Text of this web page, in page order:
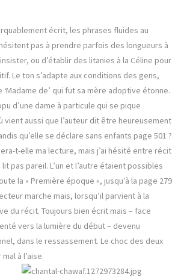
écrit, les phrases fluides au
pas à prendre parfois des longueurs à
ou d’établir des litanies à la Céline pour
Le ton s’adapte aux conditions des gens,
‘Madame de’ qui fut sa mère adoptive étonne.
d’une dame à particule qui se pique
vient aussi que l’auteur dit être heureusement
qu’elle se déclare sans enfants page 501 ?
t-elle ma lecture, mais j’ai hésité entre récit
pas pareil. L’un et l’autre étaient possibles
la « Première époque », jusqu’à la page 279
marche mais, lorsqu’il parvient à la
du récit. Toujours bien écrit mais – face
vers la lumière du début – devenu
dans le ressassement. Le choc des deux
à l’aise.